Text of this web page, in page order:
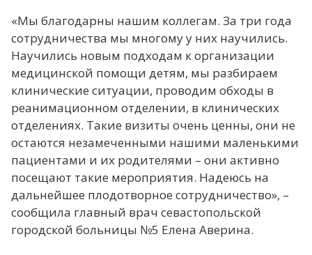
«Мы благодарны нашим коллегам. За три года
сотрудничества мы многому у них научились.
Научились новым подходам к организации
медицинской помощи детям, мы разбираем
клинические ситуации, проводим обходы в
реанимационном отделении, в клинических
отделениях. Такие визиты очень ценны, они не
остаются незамеченными нашими маленькими
пациентами и их родителями – они активно
посещают такие мероприятия. Надеюсь на
дальнейшее плодотворное сотрудничество», –
сообщила главный врач севастопольской
городской больницы №5 Елена Аверина.